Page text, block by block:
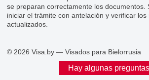
se preparan correctamente los documentos.
iniciar el trámite con antelación y verificar los
actualizados.
© 2026 Visa.by — Visados para Bielorrusia
Hay algunas